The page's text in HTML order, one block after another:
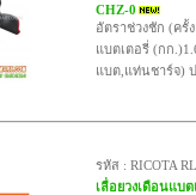
CHZ-0
อัตราช่วงชัก (ครั้
แบตเตอรี่ (กก
แบต,แท่นชาร์จ)
รหัส : RICOTA
เลื่อยวงเดือนแบ